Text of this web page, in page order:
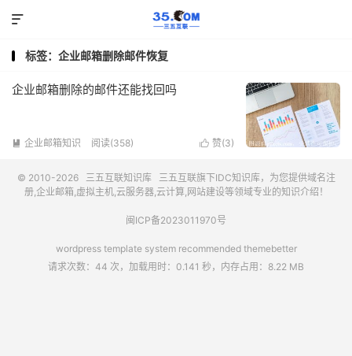

标签：企业邮箱删除邮件恢复
企业邮箱删除的邮件还能找回吗
 企业邮箱知识 阅读(358)  赞(3)
© 2010-2026 三五互联知识库 三五互联旗下IDC知识库，为您提供域名注
册,企业邮箱,虚拟主机,云服务器,云计算,网站建设等领域专业的知识介绍！
闽ICP备2023011970号
wordpress template system recommended themebetter
请求次数：44 次，加载用时：0.141 秒，内存占用：8.22 MB